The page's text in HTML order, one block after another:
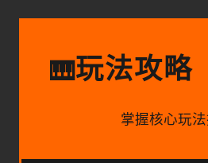
🎹玩法攻略
掌握核心玩